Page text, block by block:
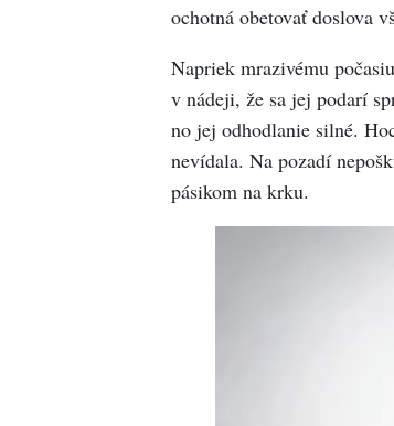
ochotná obetovať doslova
Napriek mrazivému
v nádeji, že sa jej podarí
no jej odhodlanie silné.
nevídala. Na pozadí
pásikom na krku.